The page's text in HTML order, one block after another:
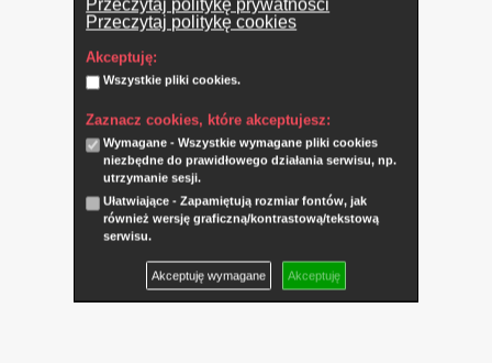
Przeczytaj politykę prywatności
Przeczytaj politykę cookies
Akceptuję:
Wszystkie pliki cookies.
Zaznacz cookies, które akceptujesz:
Wymagane - Wszystkie wymagane pliki cookies
niezbędne do prawidłowego działania serwisu, np.
utrzymanie sesji.
Ułatwiające - Zapamiętują rozmiar fontów, jak
również wersję graficzną/kontrastową/tekstową
serwisu.
Akceptuję wymagane Akceptuję